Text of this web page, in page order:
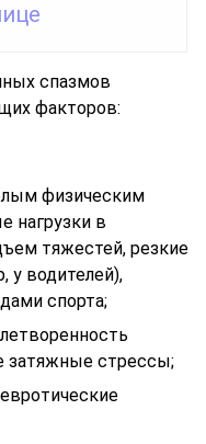
спазмов
факторов:
физическим
нагрузки в
тяжестей, резкие
у водителей),
спорта;
затяжные стрессы;